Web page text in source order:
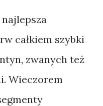
całkiem szybki
zwanych też
Wieczorem